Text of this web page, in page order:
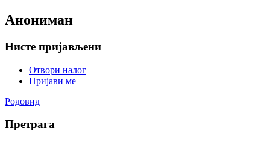
Анониман
Нисте пријављени
Отвори налог
Пријави ме
Родовид
Претрага